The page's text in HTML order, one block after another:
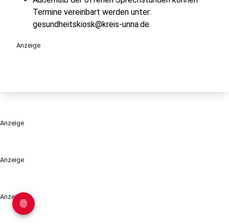
Anzeige
Anzeige
Termine vereinbart werden unter:
gesundheitskiosk@kreis-unna.de.
Anzeige
Anzeige